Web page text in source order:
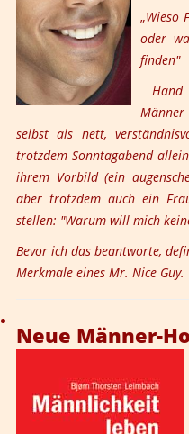
„Wieso
oder
finden"
Hand
selbst als nett,
trotzdem Sonntagabend
ihrem Vorbild (ein
aber trotzdem auch ein
stellen: "Warum will mich
Bevor ich das beantworte,
Merkmale eines Mr. Nice Guy.
Neue Männer-